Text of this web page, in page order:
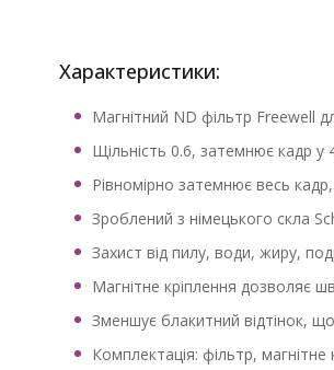
Характеристики:
Магнітний ND фільтр Freewell
Щільність 0.6, затемнює кадр у
Рівномірно затемнює весь
Зроблений з німецького скла
Захист від пилу, води, жиру,
Магнітне кріплення дозволяє
Зменшує блакитний відтінок,
Комплектація: фільтр,